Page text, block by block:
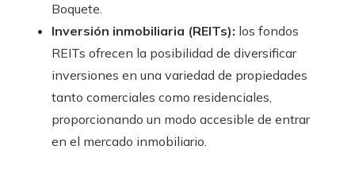
Boquete.
Inversión inmobiliaria (REITs): los fondos
REITs ofrecen la posibilidad de diversificar
inversiones en una variedad de propiedades
tanto comerciales como residenciales,
proporcionando un modo accesible de entrar
en el mercado inmobiliario.